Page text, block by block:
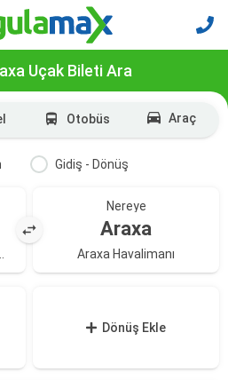
Uçak Bileti Ara
Otobüs Araç
Gidiş - Dönüş
Nereye
Araxa
Araxa Havalimanı
Dönüş Ekle